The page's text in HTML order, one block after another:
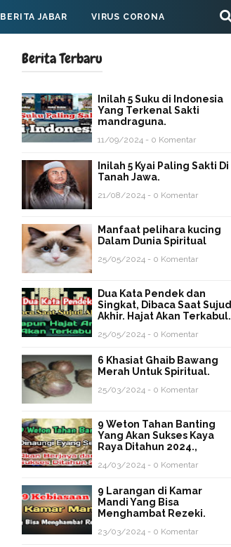
BERITA JABAR VIRUS CORONA
Berita Terbaru
Inilah 5 Suku di Indonesia
Yang Terkenal Sakti
mandraguna.
11/09/2024 - 0 Komentar
Inilah 5 Kyai Paling Sakti Di
Tanah Jawa.
21/08/2024 - 0 Komentar
Manfaat pelihara kucing
Dalam Dunia Spiritual
25/05/2024 - 0 Komentar
Dua Kata Pendek dan
Singkat, Dibaca Saat Sujud
Akhir. Hajat Akan Terkabul.
25/05/2024 - 0 Komentar
6 Khasiat Ghaib Bawang
Merah Untuk Spiritual.
25/03/2024 - 0 Komentar
9 Weton Tahan Banting
Yang Akan Sukses Kaya
Raya Ditahun 2024.,
24/03/2024 - 0 Komentar
9 Larangan di Kamar
Mandi Yang Bisa
Menghambat Rezeki.
23/03/2024 - 0 Komentar